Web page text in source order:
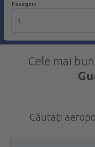
Pasageri
1
Cele mai
Căutați